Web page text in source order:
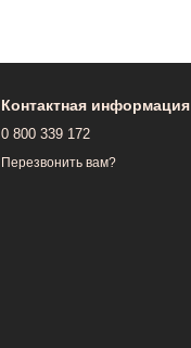
Контактная информация
0 800 339 172
Перезвонить вам?